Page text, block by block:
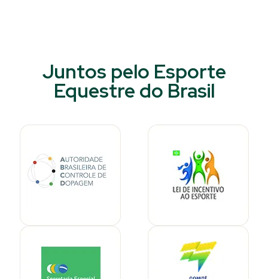
Juntos pelo Esporte
Equestre do Brasil